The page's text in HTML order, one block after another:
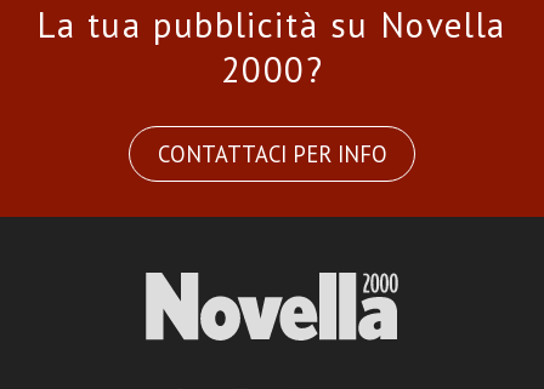
La tua pubblicità su Novella
2000?
CONTATTACI PER INFO